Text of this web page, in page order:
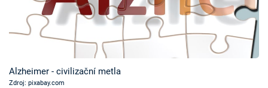
Časopis
Sledujte prima+
Alzheimer - civilizační metla
Zdroj: pixabay.com